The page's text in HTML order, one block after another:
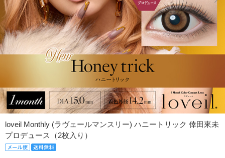
loveil Monthly (ラヴェールマンスリー) ハニートリック 倖田來未
プロデュース（2枚入り）